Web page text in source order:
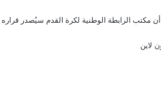
الوطنية لكرة القدم سيُصدر قراره اليوم الاربعاء 11 سبتمبر 2024 في شأن إثارة النادي
لاين